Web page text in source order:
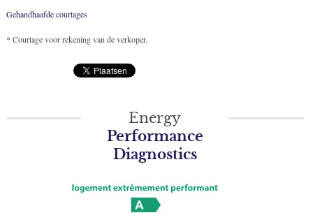
Gehandhaafde courtages
* Courtage voor rekening van de verkoper.
Energy
Performance
Diagnostics